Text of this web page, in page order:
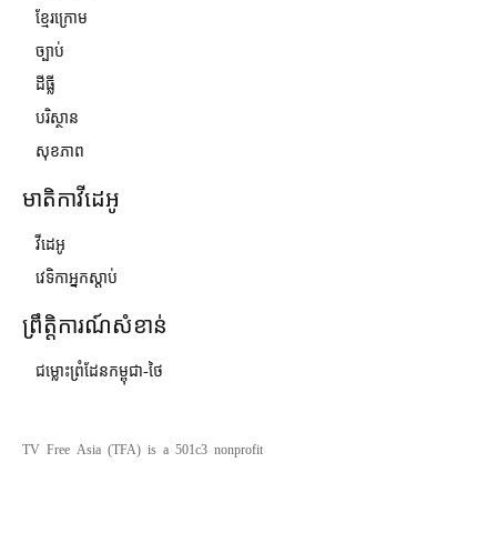
ខ្មែរក្រោម
ច្បាប់
ដីធ្លី
បរិស្ថាន
សុខភាព
មាតិកាវីដេអូ
វីដេអូ
វេទិកាអ្នកស្ដាប់
ព្រឹត្តិការណ៍សំខាន់
ជម្លោះព្រំដែនកម្ពុជា-ថៃ
TV Free Asia (TFA) is a 501c3 nonprofit